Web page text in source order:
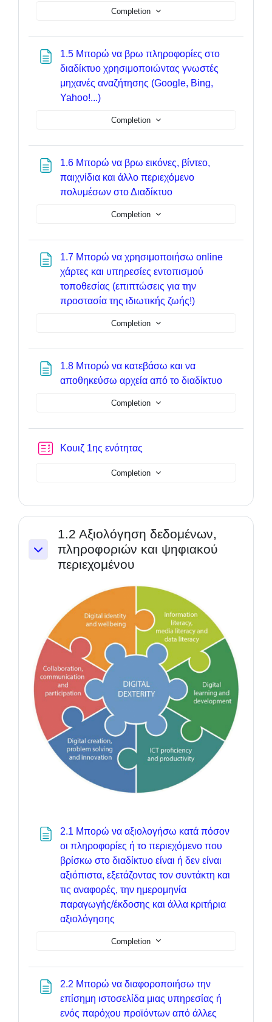
Completion
1.5 Μπορώ να βρω πληροφορίες στο
διαδίκτυο χρησιμοποιώντας γνωστές
μηχανές αναζήτησης (Google, Bing,
Yahoo!...)Page
Completion
1.6 Μπορώ να βρω εικόνες, βίντεο,
παιχνίδια και άλλο περιεχόμενο
πολυμέσων στο ΔιαδίκτυοPage
Completion
1.7 Μπορώ να χρησιμοποιήσω online
χάρτες και υπηρεσίες εντοπισμού
τοποθεσίας (επιπτώσεις για την
προστασία της ιδιωτικής ζωής!)Page
Completion
1.8 Μπορώ να κατεβάσω και να
αποθηκεύσω αρχεία από το διαδίκτυοPage
Completion
Κουιζ 1ης ενότητας
Completion
1.2 Αξιολόγηση δεδομένων,
πληροφοριών και ψηφιακού
περιεχομένου
2.1 Μπορώ να αξιολογήσω κατά πόσον
οι πληροφορίες ή το περιεχόμενο που
βρίσκω στο διαδίκτυο είναι ή δεν είναι
αξιόπιστα, εξετάζοντας τον συντάκτη και
τις αναφορές, την ημερομηνία
παραγωγής/έκδοσης και άλλα κριτήρια
αξιολόγησης
Completion
2.2 Μπορώ να διαφοροποιήσω την
επίσημη ιστοσελίδα μιας υπηρεσίας ή
ενός παρόχου προϊόντων από άλλες